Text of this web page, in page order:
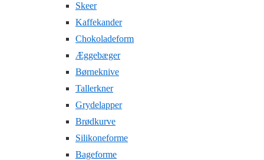
Skeer
Kaffekander
Chokoladeform
Æggebæger
Børneknive
Tallerkner
Grydelapper
Brødkurve
Silikoneforme
Bageforme